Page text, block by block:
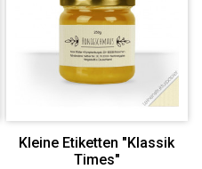
Kleine Etiketten "Klassik
Times"